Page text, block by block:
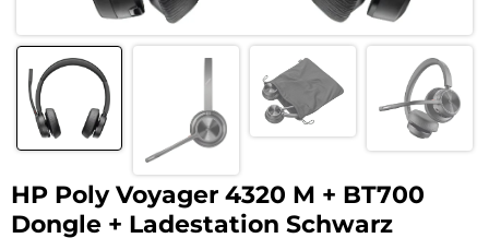
HP Poly Voyager 4320 M + BT700
Dongle + Ladestation Schwarz